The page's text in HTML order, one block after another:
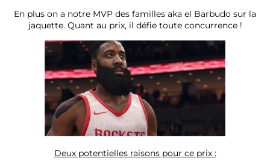
En plus on a notre MVP des familles aka el Barbudo sur la
jaquette. Quant au prix, il défie toute concurrence !
Deux potentielles raisons pour ce prix :